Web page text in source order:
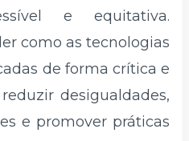
e equitativa.
como as tecnologias
de forma crítica e
desigualdades,
e promover práticas